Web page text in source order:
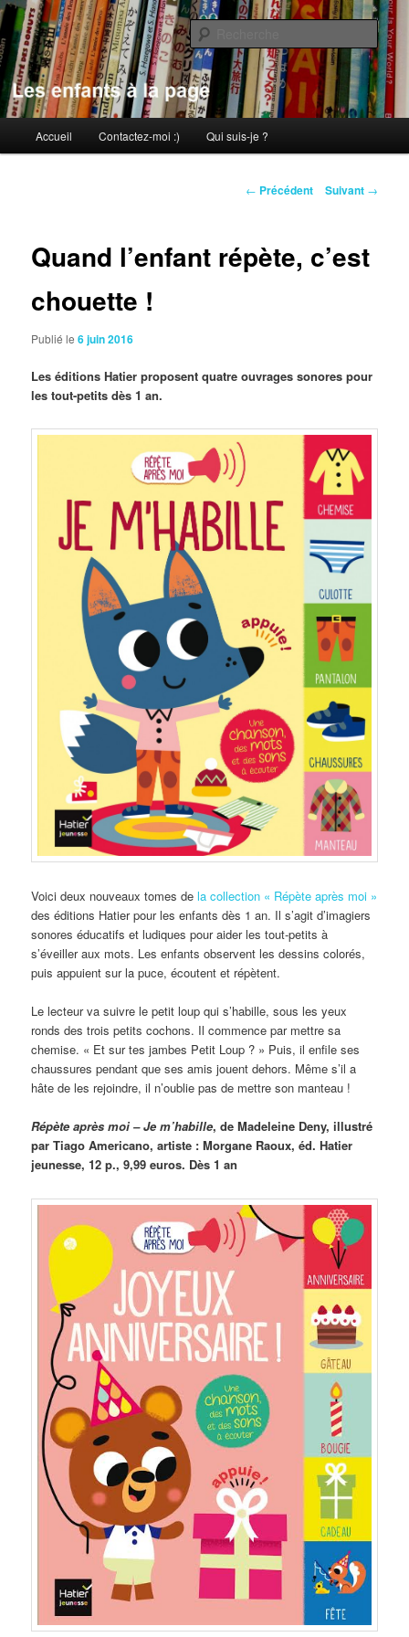
Aller
au
contenu
principalLes enfants à la page
principal
Accueil Contactez-moi :) Qui suis-je ?
Navigation
← Précédent Suivant →
Quand l’enfant répète, c’est
chouette !
Publié le6 juin 2016
Les éditions Hatier proposent quatre ouvrages sonores pour
les tout-petits dès 1 an.
Voici deux nouveaux tomes dela collection « Répète après moi »
des éditions Hatier pour les enfants dès 1 an. Il s’agit d’imagiers
sonores éducatifs et ludiques pour aider les tout-petits à
s’éveiller aux mots. Les enfants observent les dessins colorés,
puis appuient sur la puce, écoutent et répètent.
Le lecteur va suivre le petit loup qui s’habille, sous les yeux
ronds des trois petits cochons. Il commence par mettre sa
chemise. « Et sur tes jambes Petit Loup ? » Puis, il enfile ses
chaussures pendant que ses amis jouent dehors. Même s’il a
hâte de les rejoindre, il n’oublie pas de mettre son manteau !
Répète après moi – Je m’habille, de Madeleine Deny, illustré
par Tiago Americano, artiste : Morgane Raoux, éd. Hatier
jeunesse, 12 p., 9,99 euros. Dès 1 an